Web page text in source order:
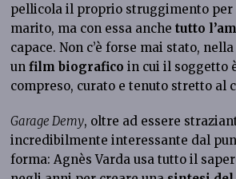
pellicola il proprio struggimento per
marito, ma con essa anchetutto
capace. Non c’è forse mai stato,
unfilm biografico in cui il soggetto
compreso, curato e tenuto stretto al
Garage Demy, oltre ad essere
incredibilmente interessante dal
forma: Agnès Varda usa tutto il